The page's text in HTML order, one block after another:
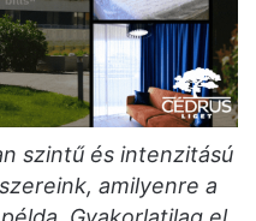
szintű és intenzitású
amilyenre a